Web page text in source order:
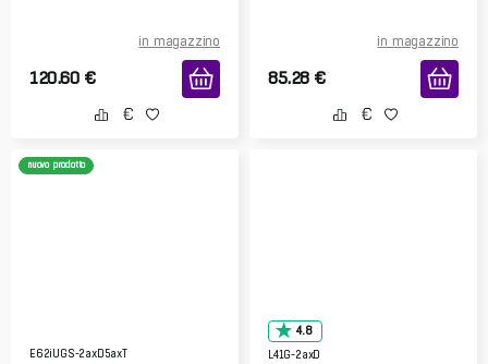
in magazzino
120.60 €
in magazzino
85.28 €
nuovo prodotto
E62iUGS-2axD5axT
4.8
L41G-2axD